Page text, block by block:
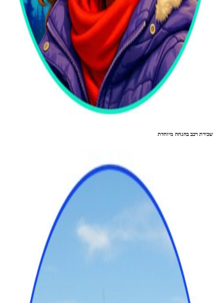
שכירת רכב בהנחה מיוחדת